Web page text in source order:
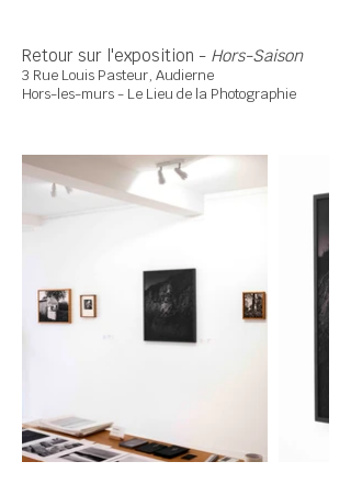
Retour sur l'exposition - Hors-Saison
3 Rue Louis Pasteur, Audierne
Hors-les-murs - Le Lieu de la Photographie​​